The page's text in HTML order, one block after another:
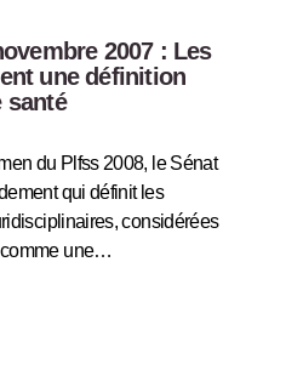
2007 : Les
une définition
santé
du Plfss 2008, le Sénat
qui définit les
considérées
comme une…